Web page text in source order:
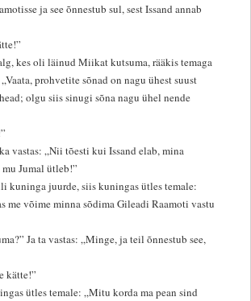
ja see õnnestub sul, sest Issand annab
kes oli läinud Miikat kutsuma, rääkis temaga
prohvetite sõnad on nagu ühest suust
olgu siis sinugi sõna nagu ühel nende
vastas: „Nii tõesti kui Issand elab, mina
Jumal ütleb!”
kuninga juurde, siis kuningas ütles temale:
me võime minna sõdima Gileadi Raamoti vastu
Ja ta vastas: „Minge, ja teil õnnestub see,
kätte!”
ütles temale: „Mitu korda ma pean sind